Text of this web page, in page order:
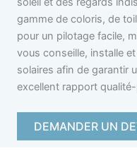
gamme de coloris, de
pour un pilotage facile,
vous conseille, installe
solaires afin de garantir
excellent rapport
DEMANDER UN